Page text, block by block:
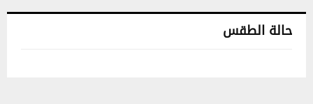
حالة الطقس